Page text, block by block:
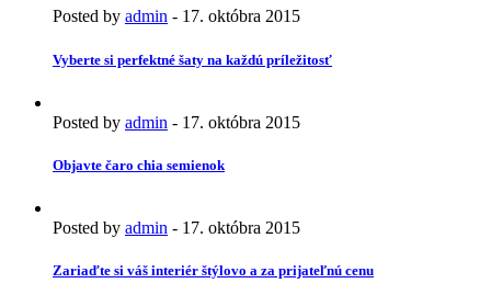
Posted by admin - 17. októbra 2015
Vyberte si perfektné šaty na každú príležitosť
Posted by admin - 17. októbra 2015
Objavte čaro chia semienok
Posted by admin - 17. októbra 2015
Zariaďte si váš interiér štýlovo a za prijateľnú cenu